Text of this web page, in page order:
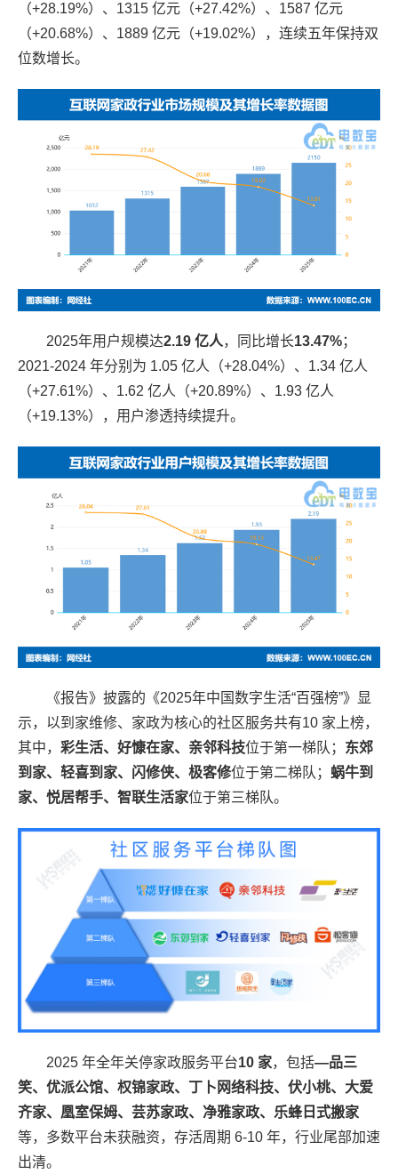
（+28.19%）、 1315 亿元（+27.42%）、 1587 亿元
（+20.68%）、 1889 亿元（+19.02%），连续五年保持双
位数增长。
2025年用户规模达2.19 亿人，同比增长13.47%；
2021-2024 年分别为 1.05 亿人（+28.04%）、1.34 亿人
（+27.61%）、1.62 亿人（+20.89%）、1.93 亿人
（+19.13%），用户渗透持续提升。
《报告》披露的《2025年中国数字生活“百强榜”》显
示，以到家维修、家政为核心的社区服务共有10 家上榜，
其中， 彩生活、好慷在家、亲邻科技位于第一梯队； 东郊
到家、轻喜到家、闪修侠、极客修位于第二梯队； 蜗牛到
家、悦居帮手、智联生活家位于第三梯队。
2025 年全年关停家政服务平台10 家，包括—品三
笑、优派公馆、权锦家政、丁卜网络科技、伏小桃、大爱
齐家、凰室保姆、芸苏家政、净雅家政、乐蜂日式搬家
等，多数平台未获融资，存活周期 6-10 年，行业尾部加速
出清。